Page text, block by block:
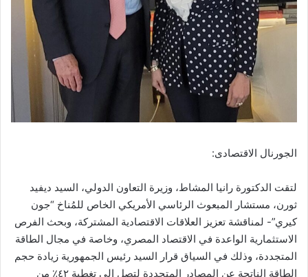
الجورنال الاقتصادى:
لتقت الدكتورة رانيا المشاط، وزيرة التعاون الدولي، السيد ديفيد
ثورن، مستشار المبعوث الرئاسي الأمريكي الخاص للمُناخ “جون
كيري”- لمناقشة تعزيز العلاقات الاقتصادية المشتركة، وبحث الفرص
الاستثمارية الواعدة في الاقتصاد المصري، وخاصة في مجال الطاقة
المتجددة، وذلك في السياق قرار السيد رئيس الجمهورية زيادة حجم
الطاقة الناتجة عن المصادر المتجددة لتصل إلى تغطية ٤٢٪ من